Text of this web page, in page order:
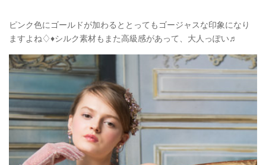
ピンク色にゴールドが加わるととってもゴージャスな印象になり
ますよね♢♦シルク素材もまた高級感があって、大人っぽい♬